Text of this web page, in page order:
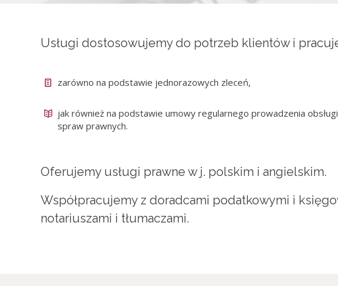
Usługi dostosowujemy do potrzeb klientów i
zarówno na podstawie jednorazowych zleceń,
jak również na podstawie umowy regularnego prowadzenia
spraw prawnych.
Oferujemy usługi prawne w j. polskim i angielskim.
Współpracujemy z doradcami podatkowymi i
notariuszami i tłumaczami.